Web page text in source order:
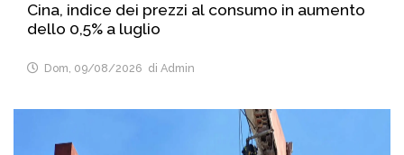
Cina, indice dei prezzi al consumo in aumento
dello 0,5% a luglio
Dom, 09/08/2026 di Admin